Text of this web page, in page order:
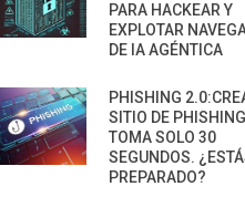
PARA HACKEAR Y
EXPLOTAR
DE IA AGÉNTICA
PHISHING
SITIO DE
TOMA SOLO 30
SEGUNDOS.
PREPARADO?